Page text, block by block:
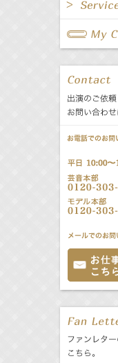
All
All
公式サービス